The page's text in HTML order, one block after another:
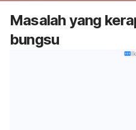
Masalah yang
bungsu